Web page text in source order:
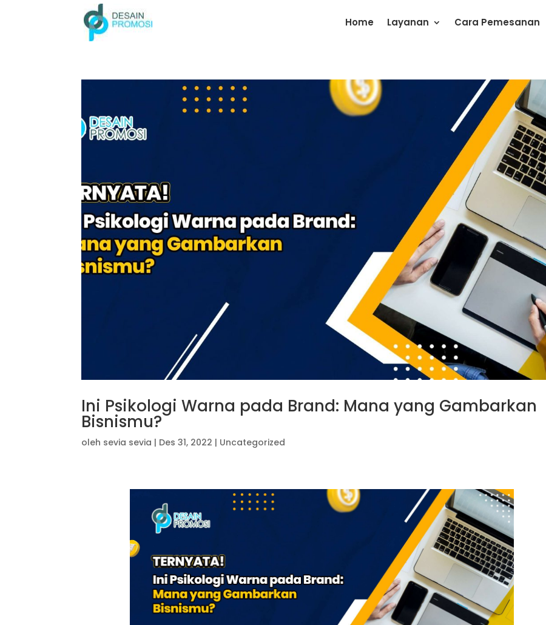
Home Layanan Cara Pemesanan
Ini Psikologi Warna pada Brand: Mana yang Gambarkan
Bisnismu?
oleh sevia sevia | Des 31, 2022 | Uncategorized